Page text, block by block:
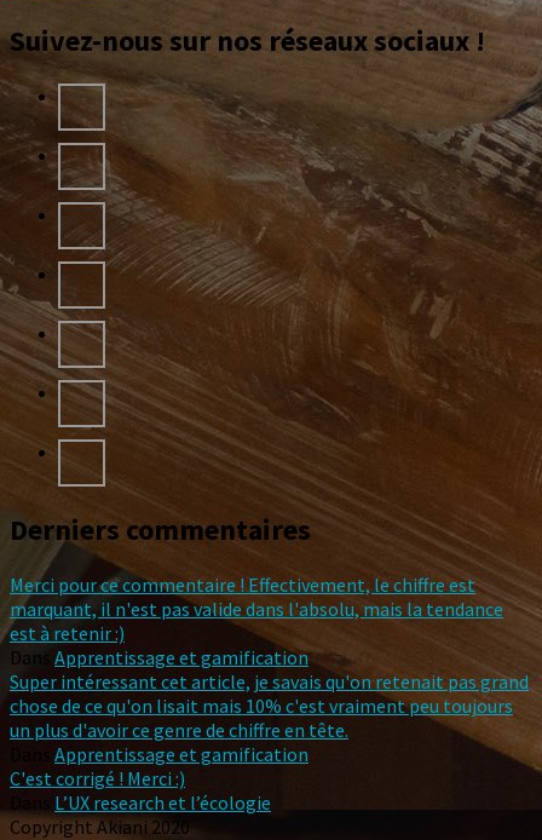
Suivez-nous sur nos réseaux sociaux !
Derniers commentaires
Merci pour ce commentaire ! Effectivement, le chiffre est
marquant, il n'est pas valide dans l'absolu, mais la tendance
est à retenir :)
Dans Apprentissage et gamification
Super intéressant cet article, je savais qu'on retenait pas grand
chose de ce qu'on lisait mais 10% c'est vraiment peu toujours
un plus d'avoir ce genre de chiffre en tête.
Dans Apprentissage et gamification
C'est corrigé ! Merci :)
Dans L’UX research et l’écologie
Copyright Akiani 2020